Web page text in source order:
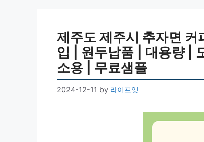
제주도 제주시 추자면
입 | 원두납품 | 대용량 |
소용 | 무료샘플
2024-12-11 by 라이프잇